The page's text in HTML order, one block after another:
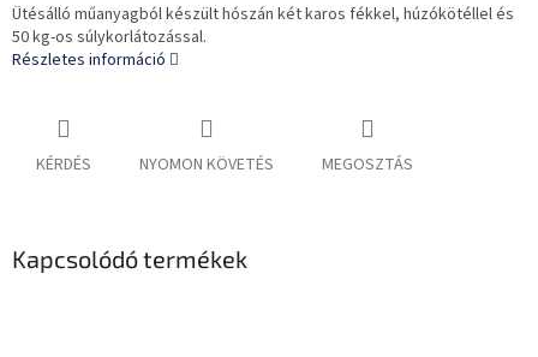
Ütésálló műanyagból készült hószán két karos fékkel, húzókötéllel és
50 kg-os súlykorlátozással.
Részletes információ
KÉRDÉS NYOMON KÖVETÉS MEGOSZTÁS
Kapcsolódó termékek